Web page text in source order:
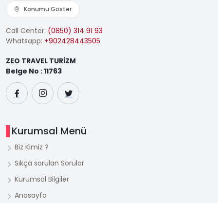
Konumu Göster
Call Center: (0850) 314 91 93
Whatsapp: +902428443505
ZEO TRAVEL TURİZM
Belge No : 11763
Kurumsal Menü
Biz Kimiz ?
Sıkça sorulan Sorular
Kurumsal Bilgiler
Anasayfa